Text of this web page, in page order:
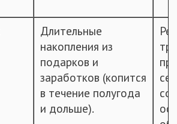
Длительные
накопления из
подарков и
заработков (копится
в течение полугода
и дольше).